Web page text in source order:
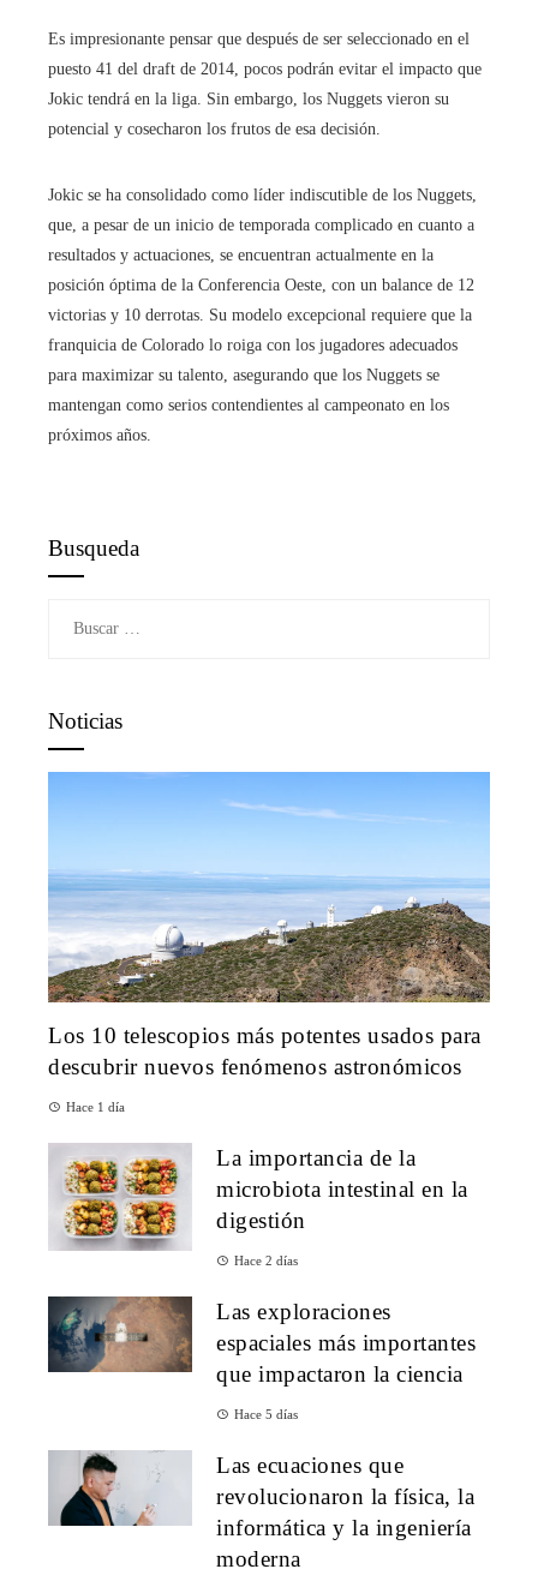
Es impresionante pensar que después de ser seleccionado en el
puesto 41 del draft de 2014, pocos podrán evitar el impacto que
Jokic tendrá en la liga. Sin embargo, los Nuggets vieron su
potencial y cosecharon los frutos de esa decisión.
Jokic se ha consolidado como líder indiscutible de los Nuggets,
que, a pesar de un inicio de temporada complicado en cuanto a
resultados y actuaciones, se encuentran actualmente en la
posición óptima de la Conferencia Oeste, con un balance de 12
victorias y 10 derrotas. Su modelo excepcional requiere que la
franquicia de Colorado lo roiga con los jugadores adecuados
para maximizar su talento, asegurando que los Nuggets se
mantengan como serios contendientes al campeonato en los
próximos años.
Busqueda
Noticias
Los 10 telescopios más potentes usados para
descubrir nuevos fenómenos astronómicos
Hace 1 día
La importancia de la
microbiota intestinal en la
digestión
Hace 2 días
Las exploraciones
espaciales más importantes
que impactaron la ciencia
Hace 5 días
Las ecuaciones que
revolucionaron la física, la
informática y la ingeniería
moderna